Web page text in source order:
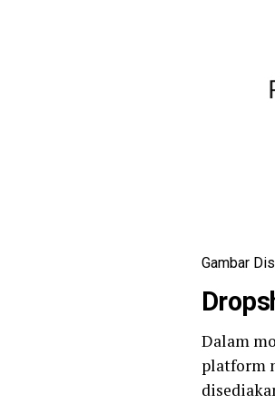
Gambar
Dalam
platform